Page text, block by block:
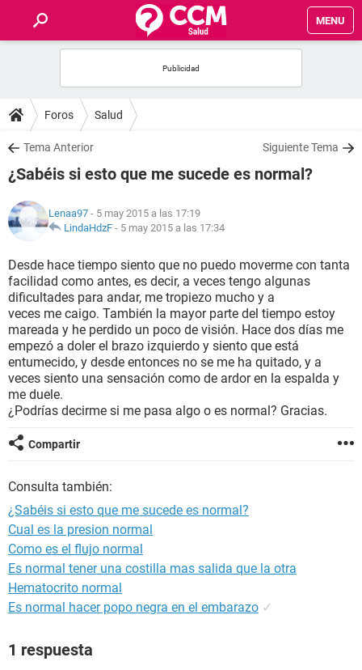
MENU
FOROS
SALUD
FAMILIA
NUTRICIÓN
BIENESTAR
SEXUALIDAD
GLOSARIO
Foros Salud
Tema Anterior Siguiente Tema
¿Sabéis si esto que me sucede es normal?
Lenaa97 - 5 may 2015 a las 17:19
LindaHdzF - 5 may 2015 a las 17:34
Desde hace tiempo siento que no puedo moverme con tanta
facilidad como antes, es decir, a veces tengo algunas
dificultades para andar, me tropiezo mucho y a
veces me caigo. También la mayor parte del tiempo estoy
mareada y he perdido un poco de visión. Hace dos días me
empezó a doler el brazo izquierdo y siento que está
entumecido, y desde entonces no se me ha quitado, y a
veces siento una sensación como de ardor en la espalda y
me duele.
¿Podrías decirme si me pasa algo o es normal? Gracias.
Compartir
Consulta también:
¿Sabéis si esto que me sucede es normal?
Cual es la presion normal
Como es el flujo normal
Es normal tener una costilla mas salida que la otra
Hematocrito normal
Es normal hacer popo negra en el embarazo ✓
1 respuesta